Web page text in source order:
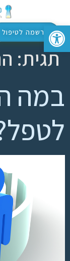
פתח סרגל נגישותהרשמה לטיפול
תגית:
במה